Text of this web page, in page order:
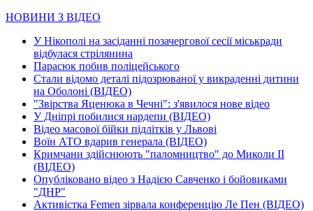
НОВИНИ З ВІДЕО
У Нікополі на засіданні позачергової сесії міськради
відбулася стрілянина
Парасюк побив поліцейського
Стали відомо деталі підозрюваної у викраденні дитини
на Оболоні (ВІДЕО)
"Звірства Яценюка в Чечні": з'явилося нове відео
У Дніпрі побилися нардепи (ВІДЕО)
Відео масової бійки підлітків у Львові
Воїн АТО вдарив генерала (ВІДЕО)
Кримчани здійснюють "паломництво" до Миколи ІІ
(ВІДЕО)
Опубліковано відео з Надією Савченко і бойовиками
"ДНР"
Активістка Femen зірвала конференцію Ле Пен (ВІДЕО)